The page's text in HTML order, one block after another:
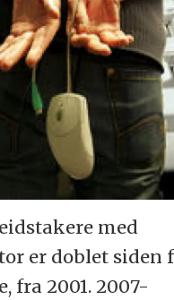
med
er doblet siden
fra 2001. 2007-